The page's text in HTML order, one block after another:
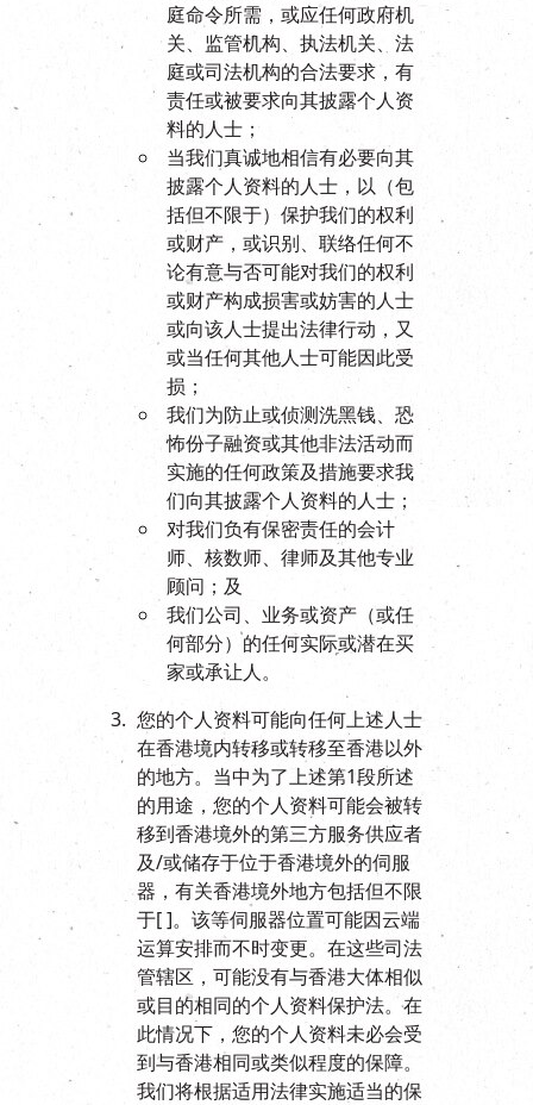
庭命令所需，或应任何政府机
关、监管机构、执法机关、法
庭或司法机构的合法要求，有
责任或被要求向其披露个人资
料的人士；
当我们真诚地相信有必要向其
披露个人资料的人士，以（包
括但不限于）保护我们的权利
或财产，或识别、联络任何不
论有意与否可能对我们的权利
或财产构成损害或妨害的人士
或向该人士提出法律行动，又
或当任何其他人士可能因此受
损；
我们为防止或侦测洗黑钱、恐
怖份子融资或其他非法活动而
实施的任何政策及措施要求我
们向其披露个人资料的人士；
对我们负有保密责任的会计
师、核数师、律师及其他专业
顾问；及
我们公司、业务或资产（或任
何部分）的任何实际或潜在买
家或承让人。
您的个人资料可能向任何上述人士
在香港境内转移或转移至香港以外
的地方。当中为了上述第1段所述
的用途，您的个人资料可能会被转
移到香港境外的第三方服务供应者
及/或储存于位于香港境外的伺服
器，有关香港境外地方包括但不限
于[ ]。该等伺服器位置可能因云端
运算安排而不时变更。在这些司法
管辖区，可能没有与香港大体相似
或目的相同的个人资料保护法。在
此情况下，您的个人资料未必会受
到与香港相同或类似程度的保障。
我们将根据适用法律实施适当的保